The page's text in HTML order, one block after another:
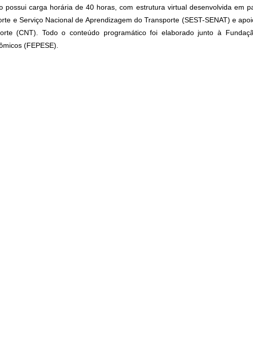
possui carga horária de 40 horas, com estrutura virtual desenvolvida em
e Serviço Nacional de Aprendizagem do Transporte (SEST-SENAT) e
(CNT). Todo o conteúdo programático foi elaborado junto à
(FEPESE).